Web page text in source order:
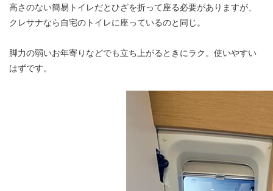
高さのない簡易トイレだとひざを折って座る必要がありますが、
クレサナなら自宅のトイレに座っているのと同じ。
脚力の弱いお年寄りなどでも立ち上がるときにラク。使いやすい
はずです。